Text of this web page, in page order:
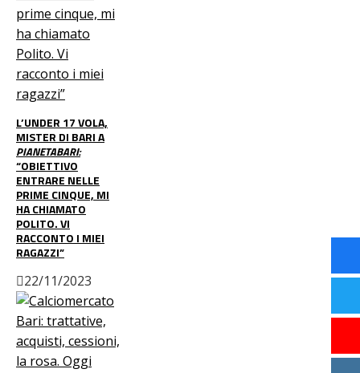
L’UNDER 17 VOLA,
MISTER DI BARI A
PIANETABARI:
“OBIETTIVO
ENTRARE NELLE
PRIME CINQUE, MI
HA CHIAMATO
POLITO. VI
RACCONTO I MIEI
RAGAZZI”
22/11/2023